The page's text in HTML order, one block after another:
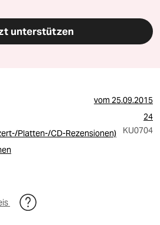
unterstützen
vom25.09.2015
24
Platten-/CD-Rezensionen)
KU0704